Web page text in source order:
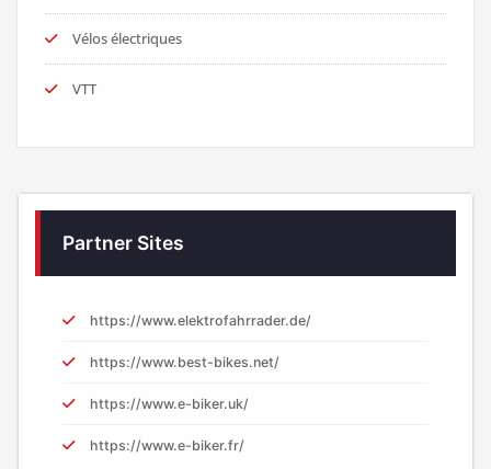
Vélos électriques
VTT
Partner Sites
https://www.elektrofahrrader.de/
https://www.best-bikes.net/
https://www.e-biker.uk/
https://www.e-biker.fr/